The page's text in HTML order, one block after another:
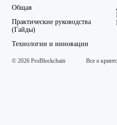
Общая
Практические руководства
(Гайды)
Технологии и инновации
© 2026 ProBlockchain Все о